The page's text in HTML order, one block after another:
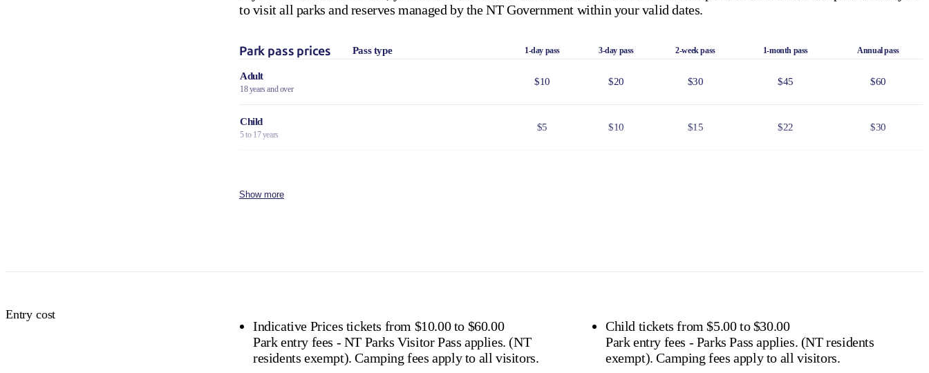
to visit all parks and reserves managed by the NT Government within your valid dates.
Park pass prices Pass type 1-day pass 3-day pass 2-week pass 1-month pass Annual pass
Adult
18 years and over
$10 $20 $30 $45 $60
Child
5 to 17 years
$5 $10 $15 $22 $30
Show more
Entry cost
Indicative Prices tickets from $10.00 to $60.00
Park entry fees - NT Parks Visitor Pass applies. (NT
residents exempt). Camping fees apply to all visitors.
Child tickets from $5.00 to $30.00
Park entry fees - Parks Pass applies. (NT residents
exempt). Camping fees apply to all visitors.